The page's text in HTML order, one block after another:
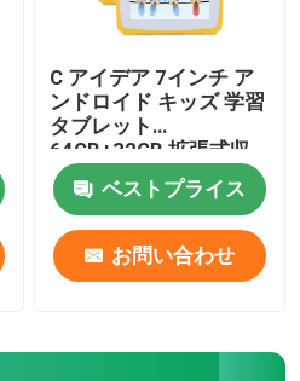
C アイデア 7インチ ア
ンドロイド キッズ 学習
タブレット
64GB+32GB 拡張式収
納 HD 双カメラ
2MP+2MP CM80 黄色
ベストプライス
お問い合わせ